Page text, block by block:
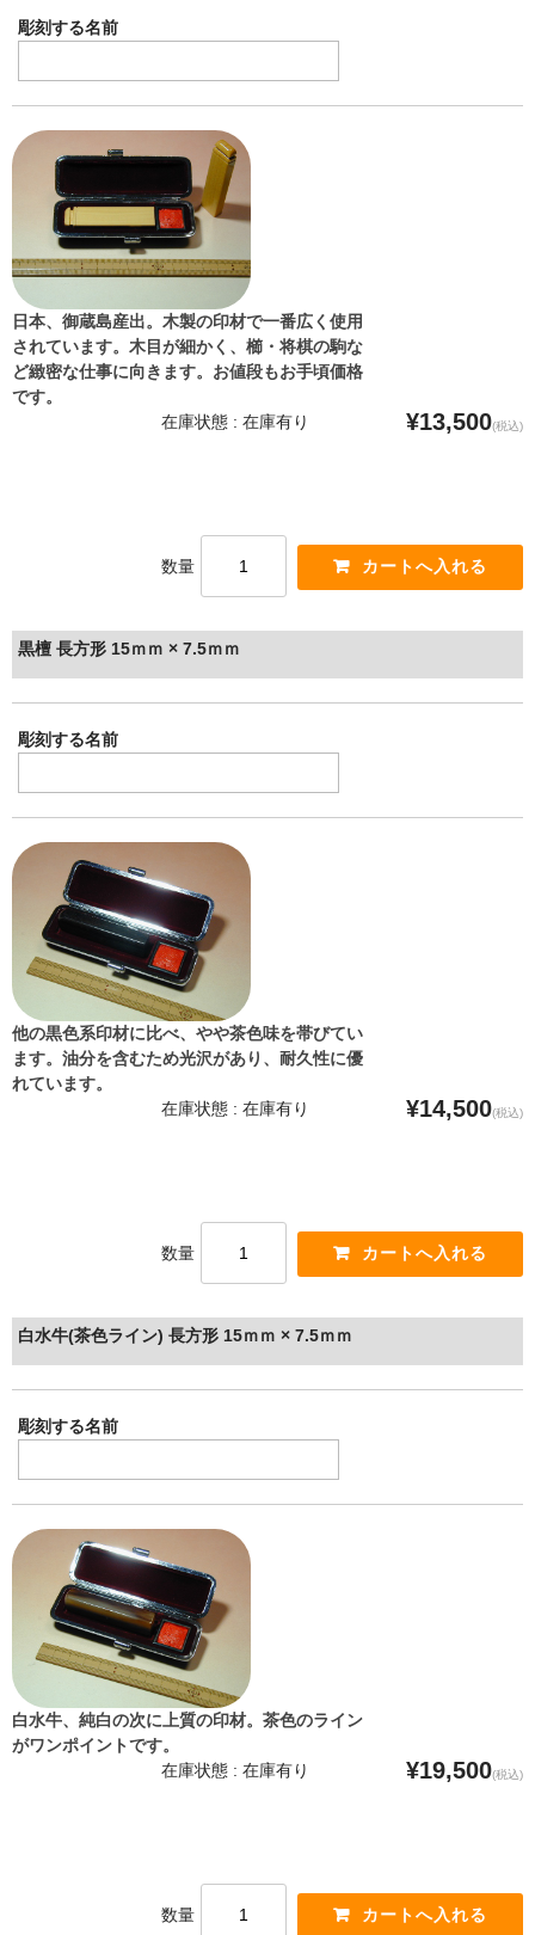
彫刻する名前
日本、御蔵島産出。木製の印材で一番広く使用
されています。木目が細かく、櫛・将棋の駒な
ど緻密な仕事に向きます。お値段もお手頃価格
です。
在庫状態 : 在庫有り ¥13,500(税込)
数量
黒檀 長方形 15ｍｍ × 7.5ｍｍ
彫刻する名前
他の黒色系印材に比べ、やや茶色味を帯びてい
ます。油分を含むため光沢があり、耐久性に優
れています。
在庫状態 : 在庫有り ¥14,500(税込)
数量
白水牛(茶色ライン) 長方形 15ｍｍ × 7.5ｍｍ
彫刻する名前
白水牛、純白の次に上質の印材。茶色のライン
がワンポイントです。
在庫状態 : 在庫有り ¥19,500(税込)
数量